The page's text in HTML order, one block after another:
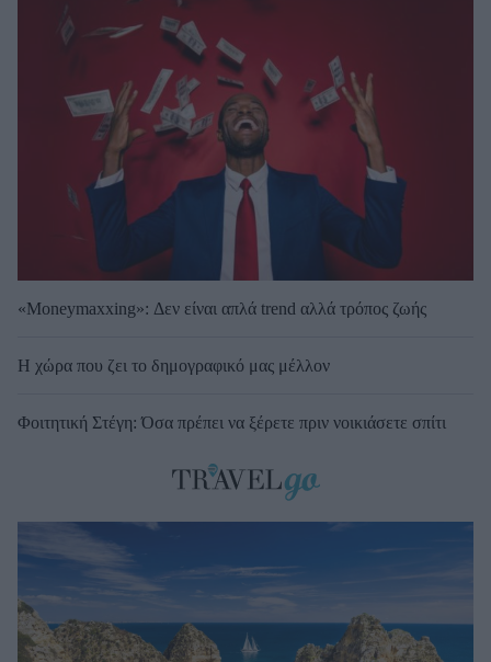
«Moneymaxxing»: Δεν είναι απλά trend αλλά τρόπος ζωής
Η χώρα που ζει το δημογραφικό μας μέλλον
Φοιτητική Στέγη: Όσα πρέπει να ξέρετε πριν νοικιάσετε σπίτι